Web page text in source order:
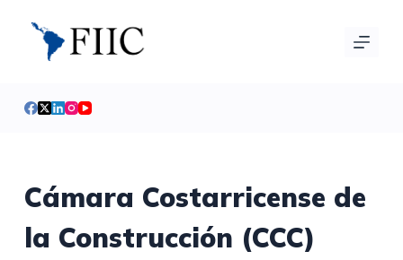
a
Cámara Costarricense de
la Construcción (CCC)